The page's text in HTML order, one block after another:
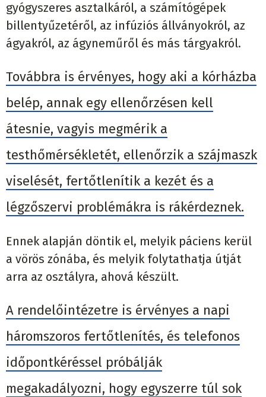
gyógyszeres asztalkáról, a számítógépek
billentyűzetéről, az infúziós állványokról, az
ágyakról, az ágyneműről és más tárgyakról.
Továbbra is érvényes, hogy aki a kórházba
belép, annak egy ellenőrzésen kell
átesnie, vagyis megmérik a
testhőmérsékletét, ellenőrzik a szájmaszk
viselését, fertőtlenítik a kezét és a
légzőszervi problémákra is rákérdeznek.
Ennek alapján döntik el, melyik páciens kerül
a vörös zónába, és melyik folytathatja útját
arra az osztályra, ahová készült.
A rendelőintézetre is érvényes a napi
háromszoros fertőtlenítés, és telefonos
időpontkéréssel próbálják
megakadályozni, hogy egyszerre túl sok